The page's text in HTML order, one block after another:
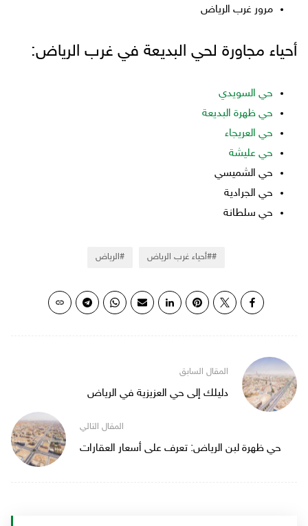
مرور غرب الرياض
أحياء مجاورة لحي البديعة في غرب الرياض:
حي السويدي
حي ظهرة البديعة
حي العريجاء
حي عليشة
حي الشميسي
حي الجرادية
حي سلطانة
#أحياء غرب الرياض الرياض
دليلك إلى حي العزيزية في الرياض
حي ظهرة لبن الرياض: تعرف على أسعار العقارات